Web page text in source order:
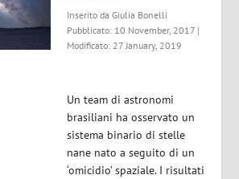
Inserito da Giulia Bonelli
Pubblicato: 10 November, 2017 |
Modificato: 27 January, 2019
Un team di astronomi
brasiliani ha osservato un
sistema binario di stelle
nane nato a seguito di un
‘omicidio’ spaziale. I risultati